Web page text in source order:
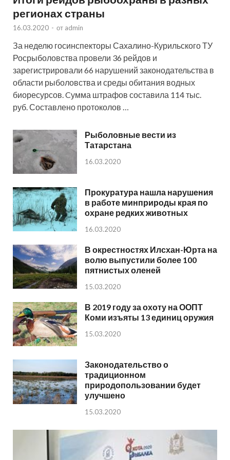
регионах страны
16.03.2020 - от admin
За неделю госинспекторы Сахалино-Курильского ТУ
Росрыболовства провели 36 рейдов и
зарегистрировали 66 нарушений законодательства в
области рыболовства и среды обитания водных
биоресурсов. Cумма штрафов составила 114 тыс.
руб. Составлено протоколов …
Рыболовные вести из
Татарстана
16.03.2020
Прокуратура нашла нарушения
в работе минприроды края по
охране редких животных
16.03.2020
В окрестностях Илсхан-Юрта на
волю выпустили более 100
пятнистых оленей
15.03.2020
В 2019 году за охоту на ООПТ
Коми изъяты 13 единиц оружия
15.03.2020
Законодательство о
традиционном
природопользовании будет
улучшено
15.03.2020